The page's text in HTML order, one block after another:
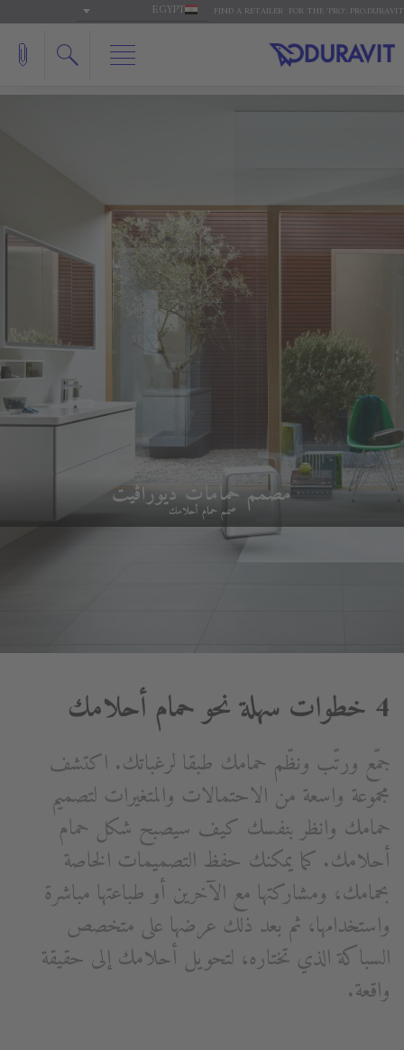
FOR THE 'PRO': PRO.DURAVIT
FIND A RETAILER
EGYPT
مصمم حمامات ديوراڨيت
صمم حمام أحلامك
4 خطوات سهلة نحو حمام أحلامك
جمّع ورتّب ونظّم حمامك طبقا لرغباتك. اكتشف
مجموعة واسعة من الاحتمالات والمتغيرات لتصميم
حمامك وانظر بنفسك كيف سيصبح شكل حمام
أحلامك. كما يمكنك حفظ التصميمات الخاصة
بحمامك، ومشاركتها مع الآخرين أو طباعتها مباشرة
واستخدامها، ثم بعد ذلك عرضها على متخصص
السباكة الذي تختاره، لتحويل أحلامك إلى حقيقة
واقعة.